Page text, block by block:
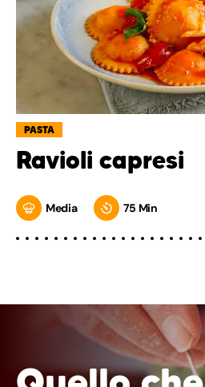
PASTA
Ravioli capresi
Media 75 Min